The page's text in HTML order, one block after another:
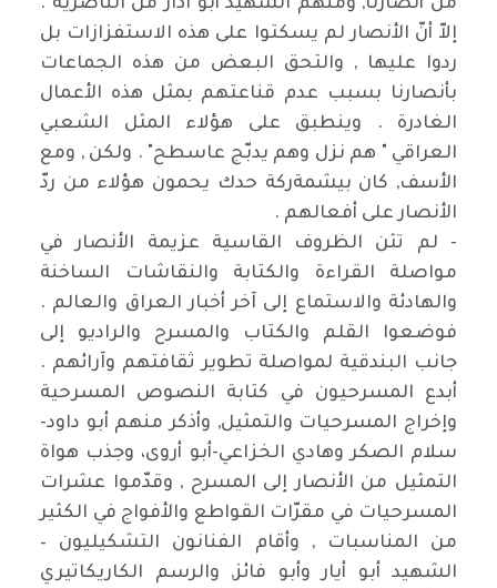
من أنصارنا, ومنهم الشهيد أبو آذار من الناصرية .
إلاّ أنّ الأنصار لم يسكتوا على هذه الاستفزازات بل
ردوا عليها , والتحق البعض من هذه الجماعات
بأنصارنا بسبب عدم قناعتهم بمثل هذه الأعمال
الغادرة . وينطبق على هؤلاء المثل الشعبي
العراقي " هم نزل وهم يدبّج عاسطح" . ولكن , ومع
الأسف, كان بيشمةركة حدك يحمون هؤلاء من ردّ
الأنصار على أفعالهم .
- لم تثن الظروف القاسية عزيمة الأنصار في
مواصلة القراءة والكتابة والنقاشات الساخنة
والهادئة والاستماع إلى آخر أخبار العراق والعالم .
فوضعوا القلم والكتاب والمسرح والراديو إلى
جانب البندقية لمواصلة تطوير ثقافتهم وآرائهم .
أبدع المسرحيون في كتابة النصوص المسرحية
وإخراج المسرحيات والتمثيل, وأذكر منهم أبو داود-
سلام الصكر وهادي الخزاعي-أبو أروى، وجذب هواة
التمثيل من الأنصار إلى المسرح , وقدّموا عشرات
المسرحيات في مقرّات القواطع والأفواج في الكثير
من المناسبات , وأقام الفنانون التشكيليون –
الشهيد أبو أيار وأبو فائز, والرسم الكاريكاتيري